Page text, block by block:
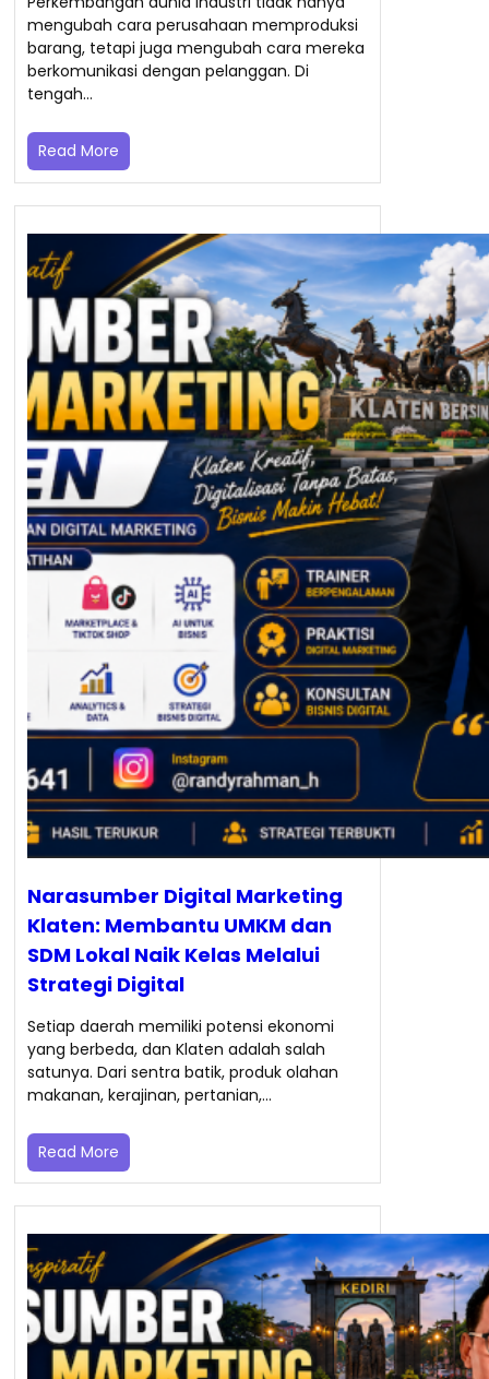
mengubah cara perusahaan memproduksi
barang, tetapi juga mengubah cara mereka
berkomunikasi dengan pelanggan. Di
tengah…
Read More
Narasumber Digital Marketing
Klaten: Membantu UMKM dan
SDM Lokal Naik Kelas Melalui
Strategi Digital
Setiap daerah memiliki potensi ekonomi
yang berbeda, dan Klaten adalah salah
satunya. Dari sentra batik, produk olahan
makanan, kerajinan, pertanian,…
Read More